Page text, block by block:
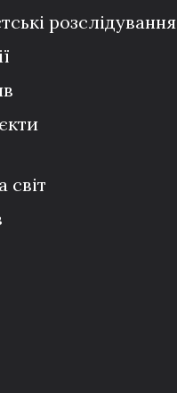
розслідування
світ